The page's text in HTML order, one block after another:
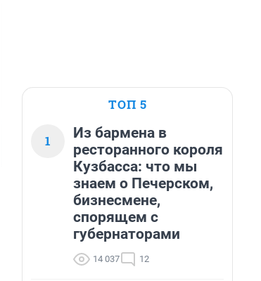
ТОП 5
1
Из бармена в
ресторанного короля
Кузбасса: что мы
знаем о Печерском,
бизнесмене,
спорящем с
губернаторами
14 037 12